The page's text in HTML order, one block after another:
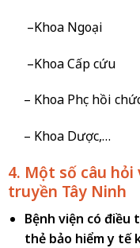
–Khoa Ngoại
–Khoa Cấp cứu
– Khoa Phục hồi
– Khoa Dược,…
4. Một số câu hỏi
truyền Tây Ninh
Bệnh viện có điều
thẻ bảo hiểm y tế